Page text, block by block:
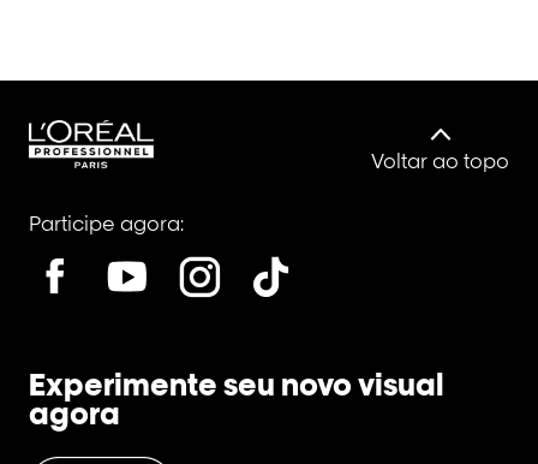
Voltar ao topo
Participe agora:
Experimente seu novo visual
agora